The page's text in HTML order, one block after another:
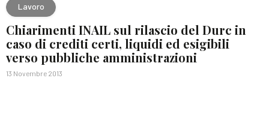
Lavoro
Chiarimenti INAIL sul rilascio del Durc in
caso di crediti certi, liquidi ed esigibili
verso pubbliche amministrazioni
13 Novembre 2013